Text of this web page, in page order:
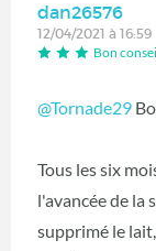
dan26576
12/04/2021 à 16:59
Bon
@Tornade29
Tous les six
l'avancée de la
supprimé le